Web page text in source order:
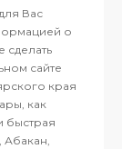
Вас
о
сделать
сайте
края
как
быстрая
Абакан,